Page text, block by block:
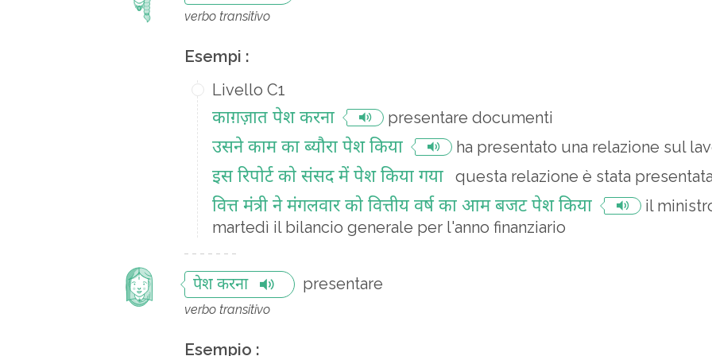
verbo transitivo
Esempi :
Livello C1
काग़ज़ात पेश करना presentare documenti
उसने काम का ब्यौरा पेश किया ha presentato una relazione sul
इस रिपोर्ट को संसद में पेश किया गया questa relazione è stata
वित्त मंत्री ने मंगलवार को वित्तीय वर्ष का आम बजट पेश किया
il
martedì il bilancio generale per l'anno finanziario
पेश करना presentare
verbo transitivo
Esempio :